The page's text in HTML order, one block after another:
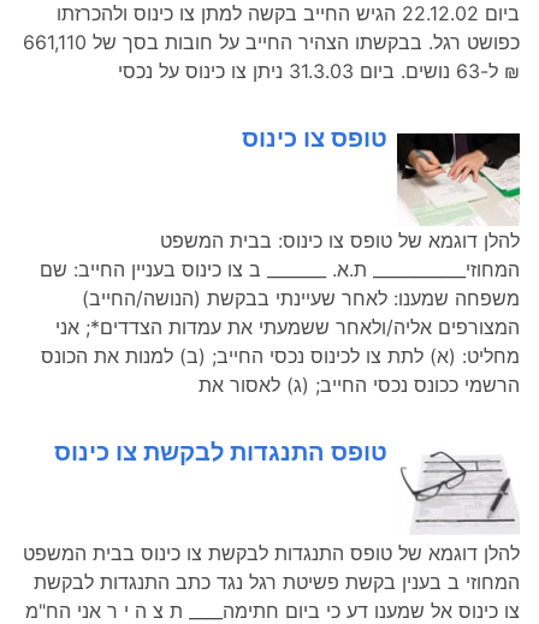
ביום 22.12.02 הגיש החייב בקשה למתן צו כינוס ולהכרזתו
כפושט רגל. בבקשתו הצהיר החייב על חובות בסך של 661,110
₪ ל-63 נושים. ביום 31.3.03 ניתן צו כינוס על נכסי
טופס צו כינוס
להלן דוגמא של טופס צו כינוס: בבית המשפט
המחוזי___________ ת.א. _______ ב צו כינוס בעניין החייב: שם
משפחה שמענו: לאחר שעיינתי בבקשת (הנושה/החייב)
המצורפים אליה/ולאחר ששמעתי את עמדות הצדדים*; אני
מחליט: (א) לתת צו לכינוס נכסי החייב; (ב) למנות את הכונס
הרשמי ככונס נכסי החייב; (ג) לאסור את
טופס התנגדות לבקשת צו כינוס
להלן דוגמא של טופס התנגדות לבקשת צו כינוס בבית המשפט
המחוזי ב בענין בקשת פשיטת רגל נגד כתב התנגדות לבקשת
צו כינוס אל שמענו דע כי ביום חתימה____ ת צ ה י ר אני הח"מ